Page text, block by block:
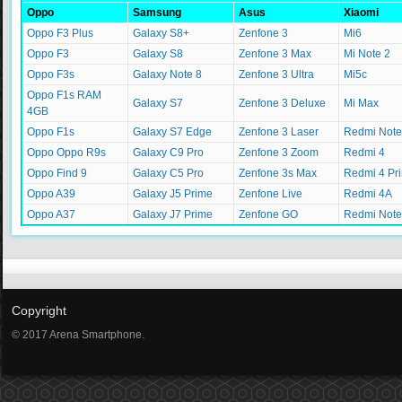
Oppo Samsung Asus
Xiaomi
Oppo F3 Plus
Galaxy S8+ Zenfone 3
Mi6
Oppo F3
Galaxy S8 Zenfone 3 Max
Mi Note 2
Oppo F3s
Galaxy Note 8 Zenfone 3 Ultra
Mi5c
Oppo F1s RAM
4GB
Galaxy S7 Zenfone 3 Deluxe Mi Max
Oppo F1s Galaxy S7 Edge Zenfone 3 Laser
Redmi
Oppo Oppo R9s
Galaxy C9 Pro Zenfone 3 Zoom
Redmi 4
Oppo Find 9
Galaxy C5 Pro Zenfone 3s Max
Redmi 4
Oppo A39
Galaxy J5 Prime Zenfone Live
Redmi 4A
Oppo A37
Galaxy J7 Prime Zenfone GO Redmi
Copyright
© 2017 Arena Smartphone.